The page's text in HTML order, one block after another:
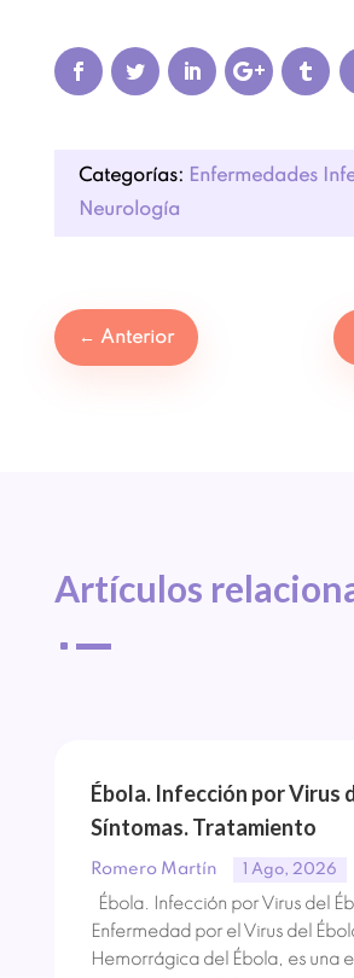
Categorías: Enfermedades
Neurología
← Anterior
Artículos
^
Ébola. Infección por Virus
Síntomas. Tratamiento
Romero Martín 1 Ago, 2026
Ébola. Infección por Virus del
Enfermedad por el Virus del
Hemorrágica del Ébola, es una